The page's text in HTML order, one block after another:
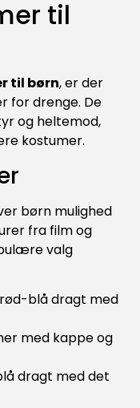
til
til børn, er der
for drenge. De
og heltemod,
kostumer.
børn mulighed
fra film og
valg
blå dragt med
med kappe og
dragt med det